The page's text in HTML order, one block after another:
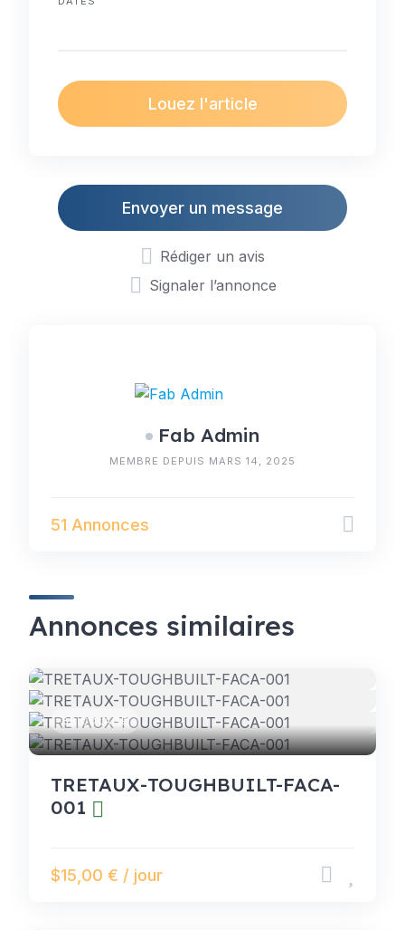
Louez l'article
Envoyer un message
Rédiger un avis
Signaler l’annonce
Fab Admin
MEMBRE DEPUIS MARS 14, 2025
51 Annonces
Annonces similaires
BRICOLAGE
TRETAUX-TOUGHBUILT-FACA-
001
$15,00 € / jour